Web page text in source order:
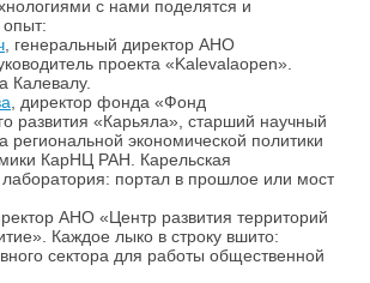
с нами поделятся и
опыт:
, генеральный директор АНО
проекта «Kalevalaopen».
Калевалу.
, директор фонда «Фонд
развития «Карьяла», старший научный
региональной экономической политики
КарНЦ РАН. Карельская
лаборатория: портал в прошлое или мост
АНО «Центр развития территорий
Каждое лыко в строку вшито:
сектора для работы общественной